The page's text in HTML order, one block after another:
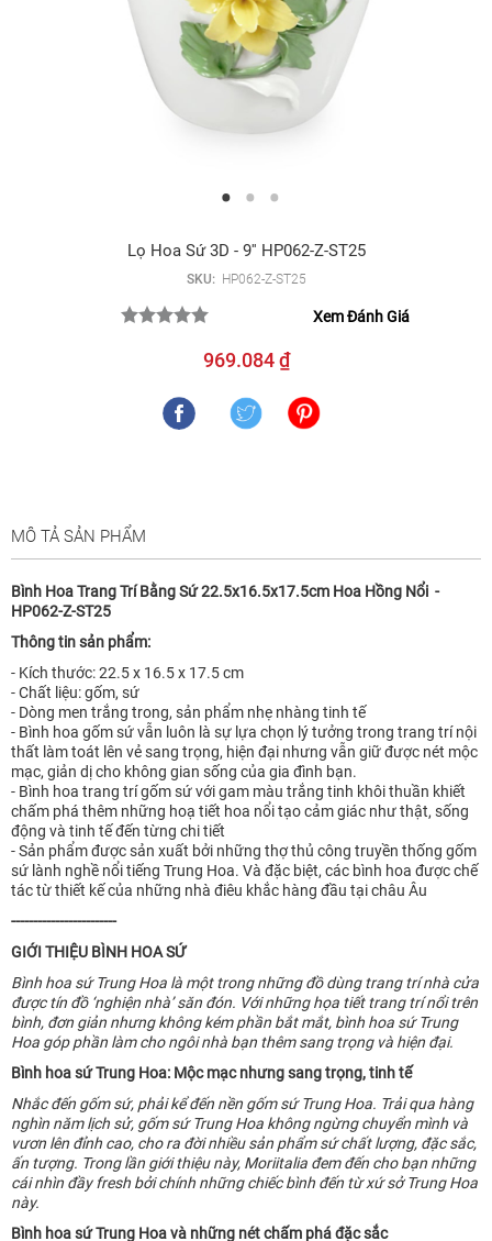
Lọ Hoa Sứ 3D - 9'' HP062-Z-ST25
SKU: HP062-Z-ST25
Xem Đánh Giá
969.084 ₫
MÔ TẢ SẢN PHẨM
Bình Hoa Trang Trí Bằng Sứ 22.5x16.5x17.5cm Hoa Hồng Nổi -
HP062-Z-ST25
Thông tin sản phẩm:
- Kích thước: 22.5 x 16.5 x 17.5 cm
- Chất liệu: gốm, sứ
- Dòng men trắng trong, sản phẩm nhẹ nhàng tinh tế
- Bình hoa gốm sứ vẫn luôn là sự lựa chọn lý tưởng trong trang trí nội
thất làm toát lên vẻ sang trọng, hiện đại nhưng vẫn giữ được nét mộc
mạc, giản dị cho không gian sống của gia đình bạn.
- Bình hoa trang trí gốm sứ với gam màu trắng tinh khôi thuần khiết
chấm phá thêm những hoạ tiết hoa nổi tạo cảm giác như thật, sống
động và tinh tế đến từng chi tiết
- Sản phẩm được sản xuất bởi những thợ thủ công truyền thống gốm
sứ lành nghề nổi tiếng Trung Hoa. Và đặc biệt, các bình hoa được chế
tác từ thiết kế của những nhà điêu khắc hàng đầu tại châu Âu
------------------------
GIỚI THIỆU BÌNH HOA SỨ
Bình hoa sứ Trung Hoa là một trong những đồ dùng trang trí nhà cửa
được tín đồ ‘nghiện nhà’ săn đón. Với những họa tiết trang trí nổi trên
bình, đơn giản nhưng không kém phần bắt mắt, bình hoa sứ Trung
Hoa góp phần làm cho ngôi nhà bạn thêm sang trọng và hiện đại.
Bình hoa sứ Trung Hoa: Mộc mạc nhưng sang trọng, tinh tế
Nhắc đến gốm sứ, phải kể đến nền gốm sứ Trung Hoa. Trải qua hàng
nghìn năm lịch sử, gốm sứ Trung Hoa không ngừng chuyển mình và
vươn lên đỉnh cao, cho ra đời nhiều sản phẩm sứ chất lượng, đặc sắc,
ấn tượng. Trong lần giới thiệu này, Moriitalia đem đến cho bạn những
cái nhìn đầy fresh bởi chính những chiếc bình đến từ xứ sở Trung Hoa
này.
Bình hoa sứ Trung Hoa và những nét chấm phá đặc sắc